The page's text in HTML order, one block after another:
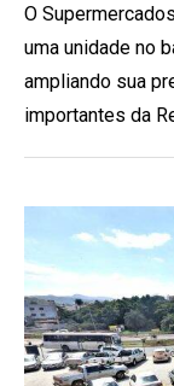
O
uma unidade no
ampliando sua
importantes da